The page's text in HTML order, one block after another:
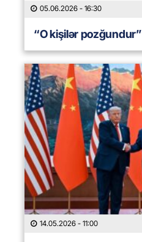
05.06.2026 - 16:30
“O kişilər pozğundur”
14.05.2026 - 11:00